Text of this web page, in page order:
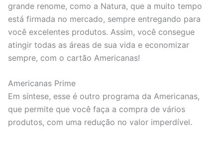
grande renome, como a Natura, que a muito tempo
está firmada no mercado, sempre entregando para
você excelentes produtos. Assim, você consegue
atingir todas as áreas de sua vida e economizar
sempre, com o cartão Americanas!
Americanas Prime
Em síntese, esse é outro programa da Americanas,
que permite que você faça a compra de vários
produtos, com uma redução no valor imperdível.